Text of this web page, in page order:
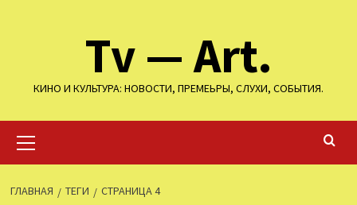
Tv — Art.
КИНО И КУЛЬТУРА: НОВОСТИ, ПРЕМЕЬРЫ, СЛУХИ, СОБЫТИЯ.
меню
ГЛАВНАЯ ТЕГИ СТРАНИЦА 4